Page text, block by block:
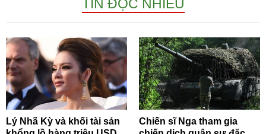
TIN ĐỌC NHIỀU
Lý Nhã Kỳ và khối tài sản
Chiến sĩ Nga tham gia